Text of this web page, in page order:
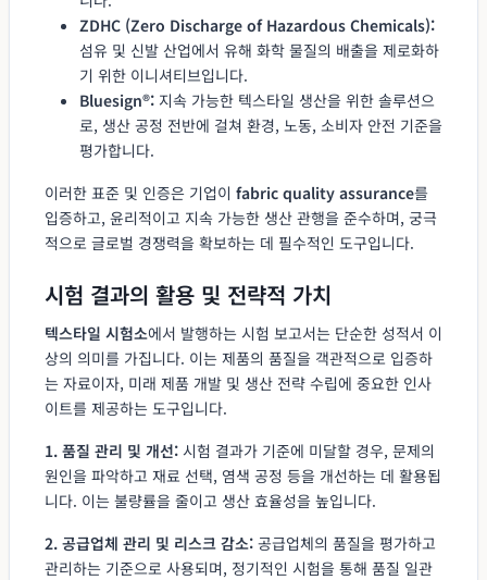
ZDHC (Zero Discharge of Hazardous Chemicals):
섬유 및 신발 산업에서 유해 화학 물질의 배출을 제로화하
기 위한 이니셔티브입니다.
Bluesign®: 지속 가능한 텍스타일 생산을 위한 솔루션으
로, 생산 공정 전반에 걸쳐 환경, 노동, 소비자 안전 기준을
평가합니다.
이러한 표준 및 인증은 기업이 fabric quality assurance를
입증하고, 윤리적이고 지속 가능한 생산 관행을 준수하며, 궁극
적으로 글로벌 경쟁력을 확보하는 데 필수적인 도구입니다.
시험 결과의 활용 및 전략적 가치
텍스타일 시험소에서 발행하는 시험 보고서는 단순한 성적서 이
상의 의미를 가집니다. 이는 제품의 품질을 객관적으로 입증하
는 자료이자, 미래 제품 개발 및 생산 전략 수립에 중요한 인사
이트를 제공하는 도구입니다.
1. 품질 관리 및 개선: 시험 결과가 기준에 미달할 경우, 문제의
원인을 파악하고 재료 선택, 염색 공정 등을 개선하는 데 활용됩
니다. 이는 불량률을 줄이고 생산 효율성을 높입니다.
2. 공급업체 관리 및 리스크 감소: 공급업체의 품질을 평가하고
관리하는 기준으로 사용되며, 정기적인 시험을 통해 품질 일관